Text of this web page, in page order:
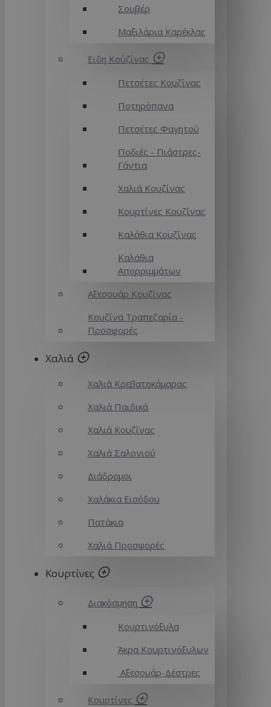
Σουβέρ
Μαξιλάρια Καρέκλας
Ειδη Κούζίνας
Πετσέτες Κουζίνας
Ποτηρόπανα
Πετσέτες Φαγητού
Ποδιές - Πιάστρες-
Γάντια
Χαλιά Κουζίνας
Κουρτίνες Κουζίνας
Καλάθια Κουζίνας
Καλάθια
Απορριμμάτων
Αξεσουάρ Κουζίνας
Κουζίνα Τραπεζαρία -
Προσφορές
Χαλιά
Χαλιά Κρεβατοκάμαρας
Χαλιά Παιδικά
Χαλιά Κουζίνας
Χαλιά Σαλονιού
Διάδρομοι
Χαλάκια Εισόδου
Πατάκια
Χαλιά Προσφορές
Κουρτίνες
Διακόσμηση
Κουρτινόξυλα
Άκρα Κουρτινόξυλων
Αξεσουάρ-Δέστρες
Κουρτίνες